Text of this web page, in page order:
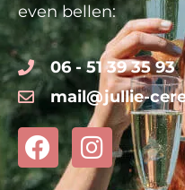
even bellen:
06 - 51 39 35 93
mail@jullie-